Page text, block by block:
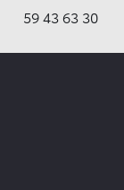
59 43 63 30